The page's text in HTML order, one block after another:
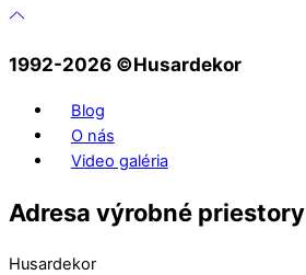
1992-2026 ©️Husardekor
Blog
O nás
Video galéria
Adresa výrobné priestory
Husardekor